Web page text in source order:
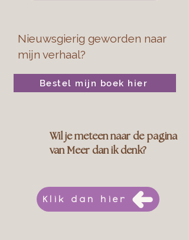
Nieuwsgierig geworden naar
mijn verhaal?
Bestel mijn boek hier
Wil je meteen naar de pagina
van Meer dan ik denk?
Klik dan hier